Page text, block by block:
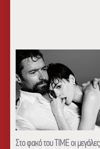
Στο φακό του TIME οι μεγάλες